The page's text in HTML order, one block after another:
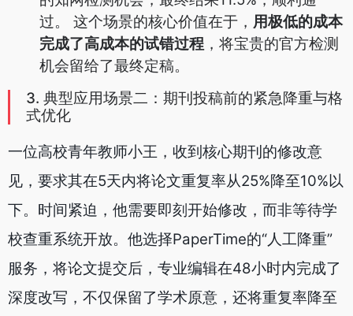
过。 这个场景的核心价值在于， 用极低的成本
完成了高成本的试错过程 ，将宝贵的官方检测
机会留给了最终定稿。
3. 典型应用场景二：期刊投稿前的紧急降重与格
式优化
一位高校青年教师小王，收到核心期刊的修改意
见，要求其在5天内将论文重复率从25%降至10%以
下。时间紧迫，他需要即刻开始修改，而非等待学
校查重系统开放。他选择PaperTime的“人工降重”
服务，将论文提交后，专业编辑在48小时内完成了
深度改写，不仅保留了学术原意，还将重复率降至